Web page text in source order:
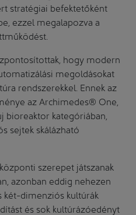
stratégiai befektetőként
ezzel megalapozva a
hogy modern
megoldásokat
rendszerekkel. Ennek az
az Archimedes® One,
bioreaktor kategóriában,
sejtek skálázható
szerepet játszanak
azonban eddig nehezen
két-dimenziós kultúrák
és sok kultúrázóedényt